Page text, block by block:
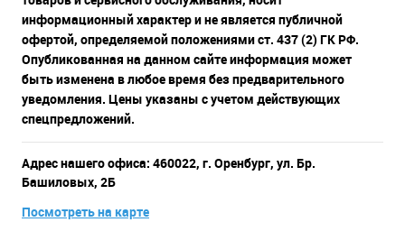
информационный характер и не является публичной
офертой, определяемой положениями ст. 437 (2) ГК РФ.
Опубликованная на данном сайте информация может
быть изменена в любое время без предварительного
уведомления. Цены указаны с учетом действующих
спецпредложений.
Адрес нашего офиса: 460022, г. Оренбург, ул. Бр.
Башиловых, 2Б
Посмотреть на карте